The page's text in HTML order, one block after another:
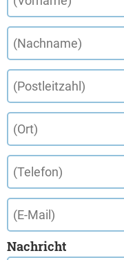
Nachricht